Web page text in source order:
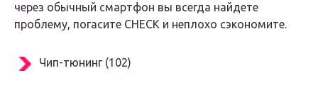
через обычный смартфон вы всегда найдете
проблему, погасите CHECK и неплохо сэкономите.
Чип-тюнинг (102)